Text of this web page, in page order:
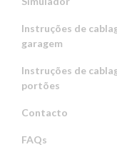
Instruções de
garagem
Instruções de
portões
Contacto
FAQs